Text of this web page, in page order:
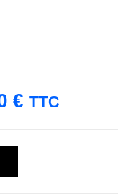
€ TTC